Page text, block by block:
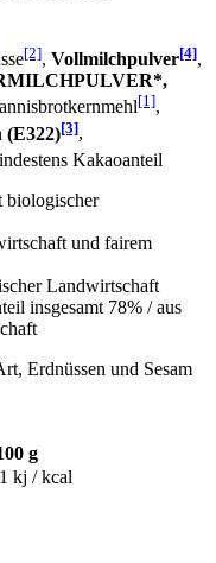
[2], Vollmilchpulver[4],
[1],
(E322)[3],
Kakaoanteil
biologischer
und fairem
Landwirtschaft
insgesamt 78% / aus
Erdnüssen und Sesam
g
kj / kcal